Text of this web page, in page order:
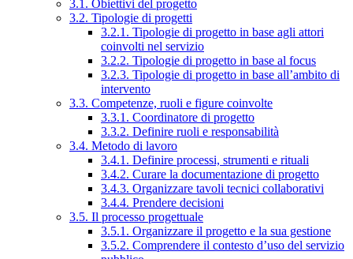
3.1. Obiettivi del progetto
3.2. Tipologie di progetti
3.2.1. Tipologie di progetto in base agli attori
coinvolti nel servizio
3.2.2. Tipologie di progetto in base al focus
3.2.3. Tipologie di progetto in base all’ambito di
intervento
3.3. Competenze, ruoli e figure coinvolte
3.3.1. Coordinatore di progetto
3.3.2. Definire ruoli e responsabilità
3.4. Metodo di lavoro
3.4.1. Definire processi, strumenti e rituali
3.4.2. Curare la documentazione di progetto
3.4.3. Organizzare tavoli tecnici collaborativi
3.4.4. Prendere decisioni
3.5. Il processo progettuale
3.5.1. Organizzare il progetto e la sua gestione
3.5.2. Comprendere il contesto d’uso del servizio